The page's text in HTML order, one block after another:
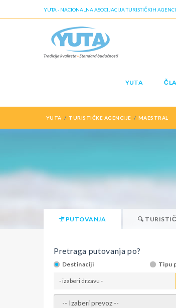
YUTA - NACIONALNA ASOCIJACIJA TURISTIČKIH
YUTA
YUTA TURISTIČKE AGENCIJE MAESTRAL
PUTOVANJA
Pretraga putovanja po?
Destinaciji Tipu
- izaberi drzavu -
- izaberi prevoz -